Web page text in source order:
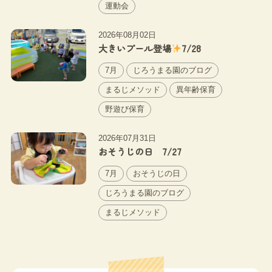
運動会
2026年08月02日
大きいプール登場 7/28
7月 じろうまる園のブログ
まるじメソッド 異年齢保育
野遊び保育
2026年07月31日
おそうじの日 7/27
7月 おそうじの日
じろうまる園のブログ
まるじメソッド